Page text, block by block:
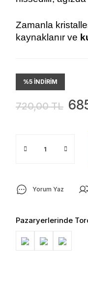
Zamanla
kaynaklanır ve
%5 İNDİRİM
720,00 TL
Yorum Yaz
Pazaryerlerinde